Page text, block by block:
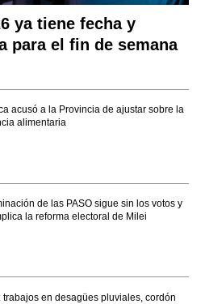
ya tiene fecha y
para el fin de semana
acusó a la Provincia de ajustar sobre la
alimentaria
de las PASO sigue sin los votos y
la reforma electoral de Milei
trabajos en desagües pluviales, cordón